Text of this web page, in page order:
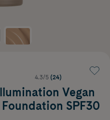
4.3/5 (24)
Vegan
SPF30